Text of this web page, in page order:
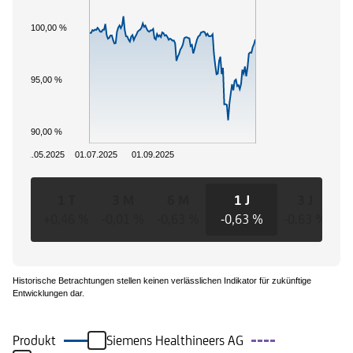
01.07.2025 01.09.2025
01.05.2025
90,00 %
95,00 %
100,00 %
1 J
-0,63 %
Historische Betrachtungen stellen keinen verlässlichen Indikator für zukünftige
Entwicklungen dar.
Produkt
Siemens Healthineers AG